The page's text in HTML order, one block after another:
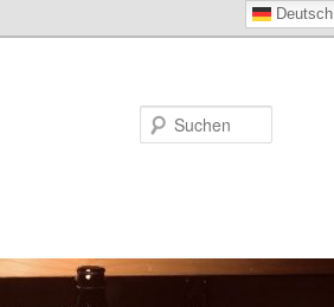
Deutsch